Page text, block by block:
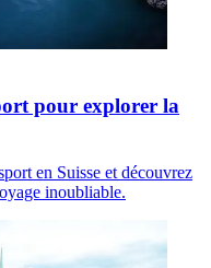
pour explorer la
en Suisse et découvrez
inoubliable.